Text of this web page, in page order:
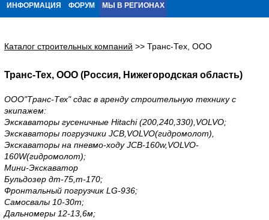
ИНФОРМАЦИЯ ФОРУМ МЫ В РЕГИОНАХ
Каталог строительных компаний >> Транс-Тех, ООО
Транс-Тех, ООО (Россия, Нижегородская область)
ООО"Транс-Тех" сдас в аренду строительную технику с
экипажем:
Экскаваторы гусеничные Hitachi (200,240,330),VOLVO;
Экскаваторы погрузчики JCB,VOLVO(гидромолот),
Экскаваторы на пневмо-ходу JCB-160w,VOLVO-
160W(гидромолот);
Мини-Экскаватор
Бульдозер дт-75,т-170;
Фронтальный погрузчик LG-936;
Самосвалы 10-30т;
Дальномеры 12-13,6м;